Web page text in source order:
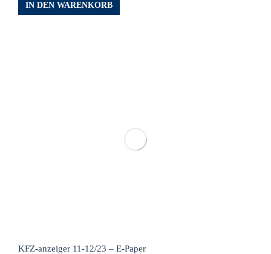
IN DEN WARENKORB
KFZ-anzeiger 11-12/23 – E-Paper